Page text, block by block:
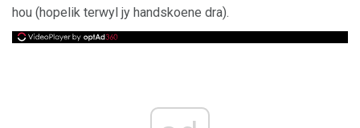
hou (hopelik terwyl jy handskoene dra).